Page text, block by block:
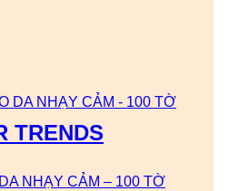
TRENDS
NHẠY CẢM – 100 TỜ